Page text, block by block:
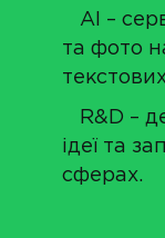
AI –
та фото
R&D –
ідеї та
сферах.